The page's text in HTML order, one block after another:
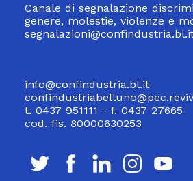
Canale di segnalazione
genere, molestie, violenze e
info@confindustria.bl.it
t. 0437 951111 - f. 0437 27665
cod. fis. 80000630253